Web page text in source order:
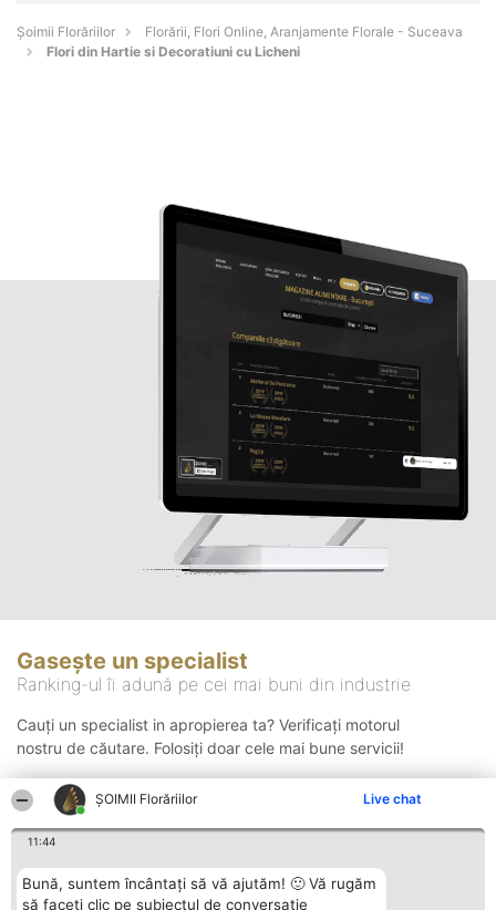
ȘOIMII Florăriilor Live chat
11:44
Bună, suntem încântați să vă ajutăm! 🙂 Vă rugăm
să faceți clic pe subiectul de conversație
Șoimii Florăriilor
Florării, Flori Online, Aranjamente Florale - Suceava
Flori din Hartie si Decoratiuni cu Licheni
Gasește un specialist
Ranking-ul îi adună pe cei mai buni din industrie
Cauți un specialist in apropierea ta? Verificați motorul
nostru de căutare. Folosiți doar cele mai bune servicii!